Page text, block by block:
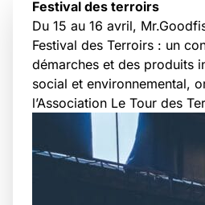
Festival des terroirs
Du 15 au 16 avril,
Festival des Terroirs : un
démarches et des produits
social et environnemental,
l’Association Le Tour des